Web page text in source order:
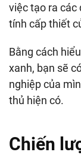
việc tạo ra các
tính cấp thiết
Bằng cách
xanh, bạn sẽ
nghiệp của
thủ hiện có.
Chiến